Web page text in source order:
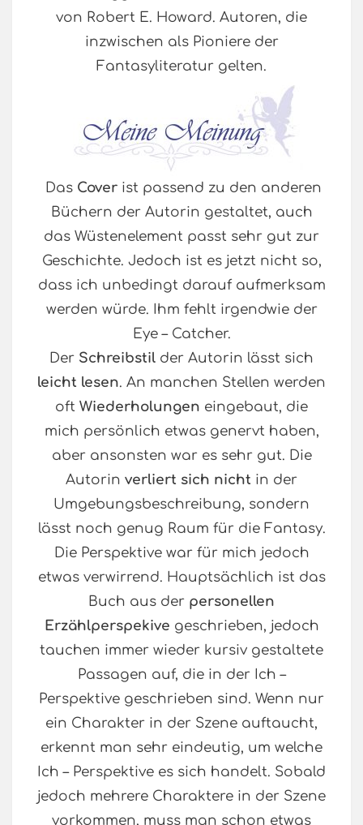
von Robert E. Howard. Autoren, die
inzwischen als Pioniere der
Fantasyliteratur gelten.
Das Cover ist passend zu den anderen
Büchern der Autorin gestaltet, auch
das Wüstenelement passt sehr gut zur
Geschichte. Jedoch ist es jetzt nicht so,
dass ich unbedingt darauf aufmerksam
werden würde. Ihm fehlt irgendwie der
Eye – Catcher.
Der Schreibstil der Autorin lässt sich
leicht lesen. An manchen Stellen werden
oft Wiederholungen eingebaut, die
mich persönlich etwas genervt haben,
aber ansonsten war es sehr gut. Die
Autorin verliert sich nicht in der
Umgebungsbeschreibung, sondern
lässt noch genug Raum für die Fantasy.
Die Perspektive war für mich jedoch
etwas verwirrend. Hauptsächlich ist das
Buch aus der personellen
Erzählperspekive geschrieben, jedoch
tauchen immer wieder kursiv gestaltete
Passagen auf, die in der Ich –
Perspektive geschrieben sind. Wenn nur
ein Charakter in der Szene auftaucht,
erkennt man sehr eindeutig, um welche
Ich – Perspektive es sich handelt. Sobald
jedoch mehrere Charaktere in der Szene
vorkommen, muss man schon etwas